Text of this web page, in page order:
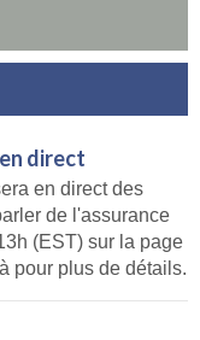
direct
en direct des
de l'assurance
(EST) sur la page
pour plus de détails.